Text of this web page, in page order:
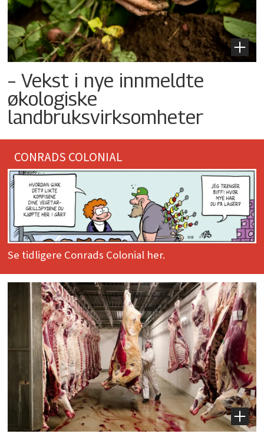
– Vekst i nye innmeldte
økologiske
landbruksvirksomheter
CONRADS COLONIAL
Se tidligere Conrads Colonial her.